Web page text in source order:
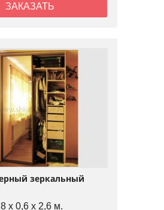
ЗАКАЗАТЬ
зеркальный
x 0,6 x 2,6 м.